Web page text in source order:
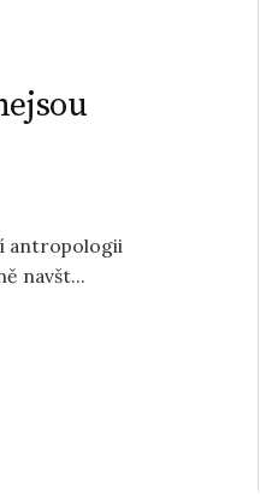
antropologii
navšt...